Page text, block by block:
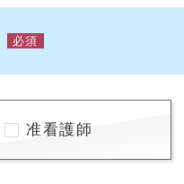
必須
准看護師